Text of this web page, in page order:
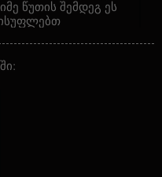
წუთის შემდეგ ეს
ამ
და
მეტად
რეგიონებში.